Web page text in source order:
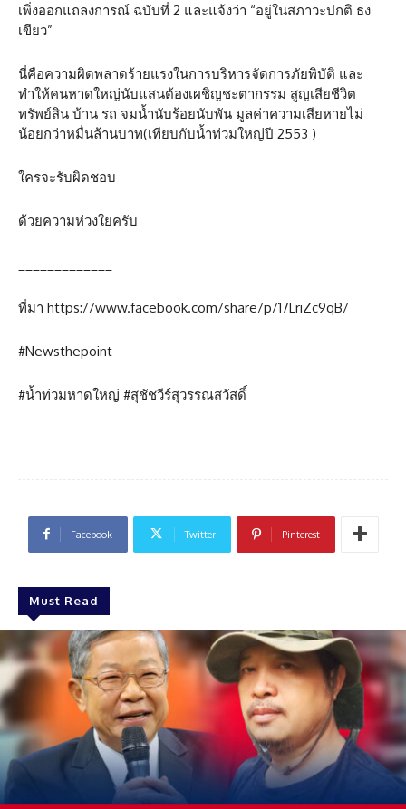
เพิ่งออกแถลงการณ์ ฉบับที่ 2 และแจ้งว่า “อยู่ในสภาวะปกติ ธง
เขียว”
นี่คือความผิดพลาดร้ายแรงในการบริหารจัดการภัยพิบัติ และ
ทำให้คนหาดใหญ่นับแสนต้องเผชิญชะตากรรม สูญเสียชีวิต
ทรัพย์สิน บ้าน รถ จมน้ำนับร้อยนับพัน มูลค่าความเสียหายไม่
น้อยกว่าหมื่นล้านบาท(เทียบกับน้ำท่วมใหญ่ปี 2553 )
ใครจะรับผิดชอบ
ด้วยความห่วงใยครับ
ที่มา https://www.facebook.com/share/p/17LriZc9qB/
#Newsthepoint
#น้ำท่วมหาดใหญ่ #สุชัชวีร์สุวรรณสวัสดิ์
Facebook Twitter Pinterest
Must Read